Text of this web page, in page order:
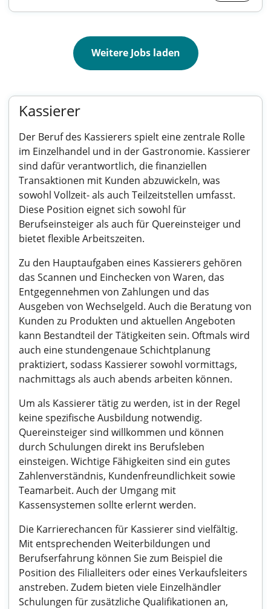
Weitere Jobs laden
Kassierer
Der Beruf des Kassierers spielt eine zentrale Rolle
im Einzelhandel und in der Gastronomie. Kassierer
sind dafür verantwortlich, die finanziellen
Transaktionen mit Kunden abzuwickeln, was
sowohl Vollzeit- als auch Teilzeitstellen umfasst.
Diese Position eignet sich sowohl für
Berufseinsteiger als auch für Quereinsteiger und
bietet flexible Arbeitszeiten.
Zu den Hauptaufgaben eines Kassierers gehören
das Scannen und Einchecken von Waren, das
Entgegennehmen von Zahlungen und das
Ausgeben von Wechselgeld. Auch die Beratung von
Kunden zu Produkten und aktuellen Angeboten
kann Bestandteil der Tätigkeiten sein. Oftmals wird
auch eine stundengenaue Schichtplanung
praktiziert, sodass Kassierer sowohl vormittags,
nachmittags als auch abends arbeiten können.
Um als Kassierer tätig zu werden, ist in der Regel
keine spezifische Ausbildung notwendig.
Quereinsteiger sind willkommen und können
durch Schulungen direkt ins Berufsleben
einsteigen. Wichtige Fähigkeiten sind ein gutes
Zahlenverständnis, Kundenfreundlichkeit sowie
Teamarbeit. Auch der Umgang mit
Kassensystemen sollte erlernt werden.
Die Karrierechancen für Kassierer sind vielfältig.
Mit entsprechenden Weiterbildungen und
Berufserfahrung können Sie zum Beispiel die
Position des Filialleiters oder eines Verkaufsleiters
anstreben. Zudem bieten viele Einzelhändler
Schulungen für zusätzliche Qualifikationen an,